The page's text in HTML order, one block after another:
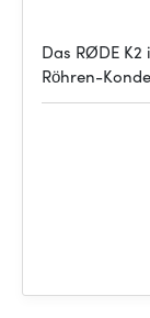
Das RØDE
Röhren-